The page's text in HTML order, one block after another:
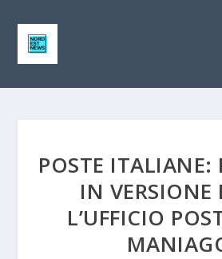
POSTE ITALIANE:
IN VERSIONE
L’UFFICIO